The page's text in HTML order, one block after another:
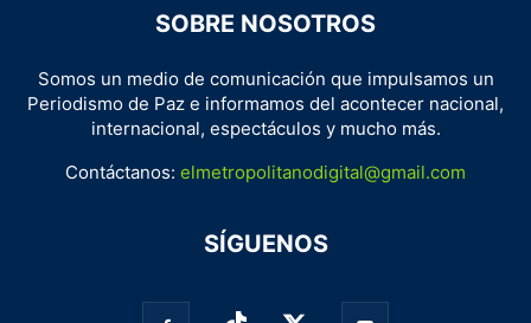
SOBRE NOSOTROS
Somos un medio de comunicación que impulsamos un
Periodismo de Paz e informamos del acontecer nacional,
internacional, espectáculos y mucho más.
Contáctanos: elmetropolitanodigital@gmail.com
SÍGUENOS